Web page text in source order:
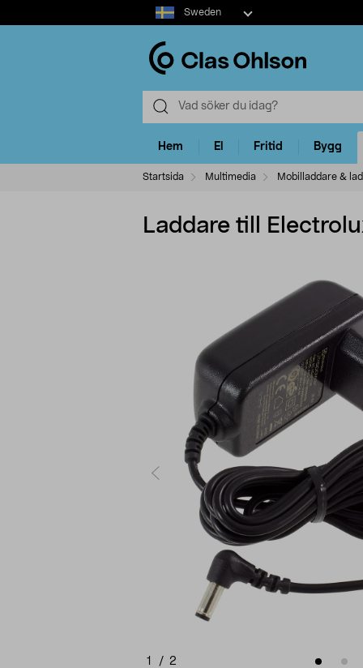
Select
market
Sweden
Hem El Fritid Bygg
Startsida Multimedia Mobilladdare &
Laddare till
1 / 2